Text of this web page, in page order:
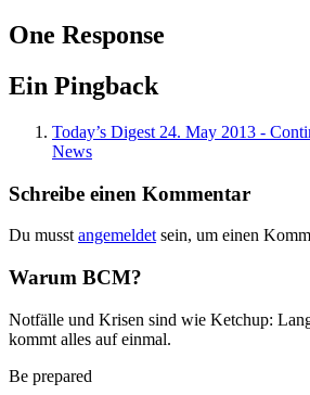
One Response
Ein Pingback
Today’s Digest 24. May 2013 -
News
Schreibe einen Kommentar
Du musst angemeldet sein, um einen
Warum BCM?
Notfälle und Krisen sind wie Ketchup:
kommt alles auf einmal.
Be prepared